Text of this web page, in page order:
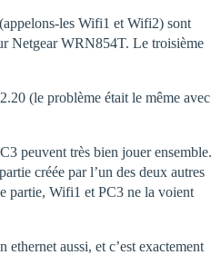
les Wifi1 et Wifi2) sont
Netgear WRN854T. Le troisième
(le problème était le même avec
peuvent très bien jouer ensemble.
créée par l’un des deux autres
partie, Wifi1 et PC3 ne la voient
ethernet aussi, et c’est exactement